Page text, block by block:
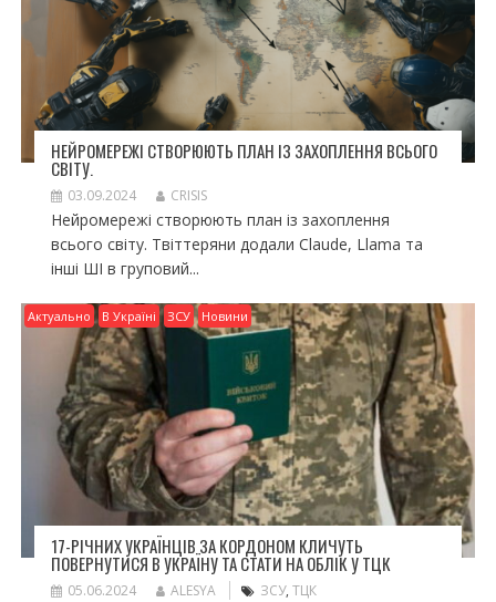
НЕЙРОМЕРЕЖІ СТВОРЮЮТЬ ПЛАН ІЗ ЗАХОПЛЕННЯ ВСЬОГО
СВІТУ.
03.09.2024 CRISIS
Нейромережі створюють план із захоплення
всього світу. Твіттеряни додали Claude, Llama та
інші ШІ в груповий...
Актуально В Україні ЗСУ Новини
17-РІЧНИХ УКРАЇНЦІВ ЗА КОРДОНОМ КЛИЧУТЬ
ПОВЕРНУТИСЯ В УКРАЇНУ ТА СТАТИ НА ОБЛІК У ТЦК
05.06.2024 ALESYA ЗСУ, ТЦК